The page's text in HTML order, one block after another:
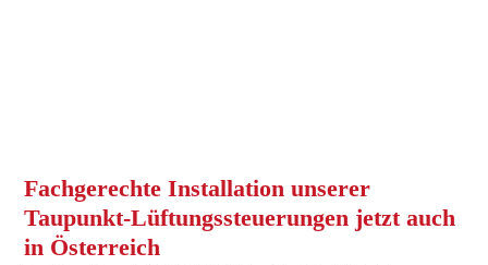
Fachgerechte Installation unserer
Taupunkt-Lüftungssteuerungen jetzt auch
in Österreich